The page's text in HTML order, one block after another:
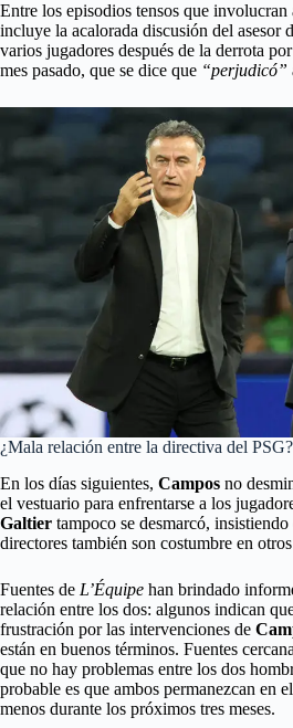
Entre los episodios tensos que involucran
incluye la acalorada discusión del asesor
varios jugadores después de la derrota
mes pasado, que se dice que “perjudicó”
¿Mala relación entre la directiva del PSG?
En los días siguientes, Campos no
el vestuario para enfrentarse a los
Galtier tampoco se desmarcó,
directores también son costumbre en
Fuentes de L’Équipe han brindado
relación entre los dos: algunos indican
frustración por las intervenciones de
están en buenos términos. Fuentes
que no hay problemas entre los dos
probable es que ambos permanezcan en el
menos durante los próximos tres meses.